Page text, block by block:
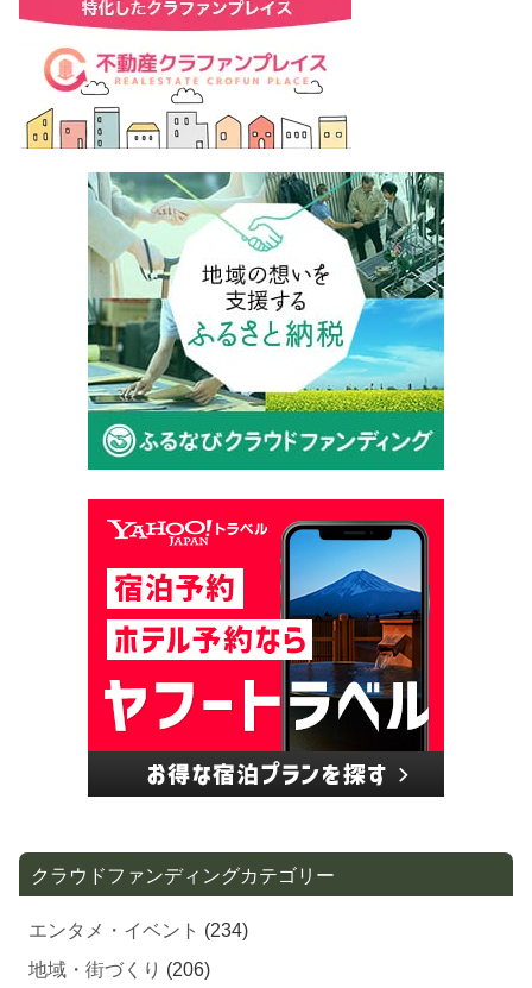
エンタメ・イベント(234)
地域・街づくり(206)
外食産業・フード(199)